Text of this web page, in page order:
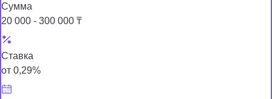
Сумма
20 000 - 300 000 ₸
Ставка
от 0,29%